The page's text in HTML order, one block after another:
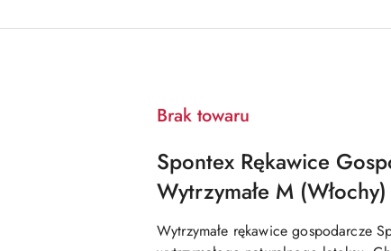
Brak towaru
Spontex Rękawice
Wytrzymałe M (Włochy)
Wytrzymałe rękawice gospodarcze